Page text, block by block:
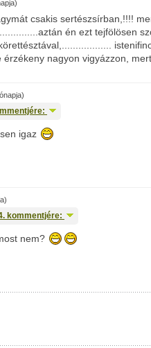
csakis sertészsírban,!!!!
én ezt tejfölösen
érzékeny nagyon vigyázzon,
igaz
kommentjére:
nem?